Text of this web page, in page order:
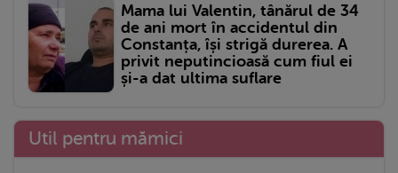
Mama lui Valentin, tânărul de 34
de ani mort în accidentul din
Constanța, își strigă durerea. A
privit neputincioasă cum fiul ei
și-a dat ultima suflare
Util pentru mămici